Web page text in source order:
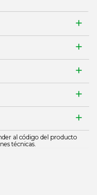
al código del producto
técnicas.